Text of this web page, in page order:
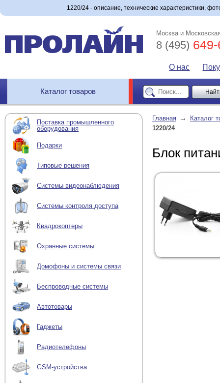
1220/24 - описание, технические характеристики,
Москва и
8 (495)
О нас
Каталог товаров
Поставка промышленного
оборудования
Подарки
Типовые решения
Системы видеонаблюдения
Системы контроля доступа
Квадрокоптеры
Охранные системы
Домофоны и системы связи
Беспроводные системы
Автотовары
Гаджеты
Радиотелефоны
GSM-устройства
Главная →
Каталог
1220/24
Блок